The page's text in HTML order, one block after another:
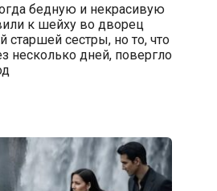
бедную и некрасивую
к шейху во дворец
старшей сестры, но то, что
несколько дней, повергло